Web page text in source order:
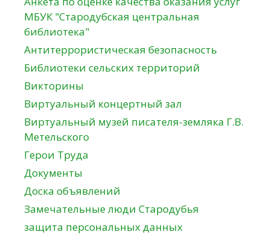
МБУК "Стародубская центральная
библиотека"
Антитеррористическая безопасность
Библиотеки сельских территорий
Викторины
Виртуальный концертный зал
Виртуальный музей писателя-земляка Г.В.
Метельского
Герои Труда
Документы
Доска объявлений
Замечательные люди Стародубья
защита персональных данных